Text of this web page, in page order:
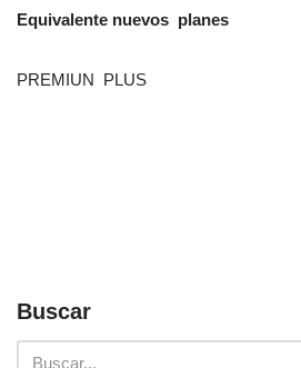
Equivalente nuevos planes
PREMIUN PLUS
Buscar